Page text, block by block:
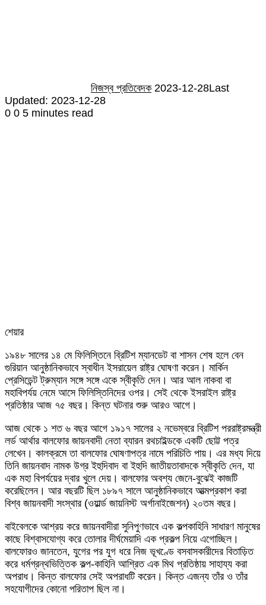
নিজস্ব প্রতিবেদক 2023-12-28Last
Updated: 2023-12-28
0 0 5 minutes read
শেয়ার
via
Email
১৯৪৮ সালের ১৪ মে ফিলিস্তিনে ব্রিটিশ ম্যানডেট বা শাসন শেষ হলে বেন
গুরিয়ান আনুষ্ঠানিকভাবে স্বাধীন ইসরায়েল রাষ্ট্র ঘোষণা করেন। মার্কিন
প্রেসিডেন্ট ট্রুম্যান সঙ্গে সঙ্গে একে স্বীকৃতি দেন। আর আল নাকবা বা
মহাবিপর্যয় নেমে আসে ফিলিস্তিনিদের ওপর। সেই থেকে ইসরাইল রাষ্ট্র
প্রতিষ্ঠার আজ ৭৫ বছর। কিন্ত ঘটনার শুরু আরও আগে।
আজ থেকে ১ শত ৬ বছর আগে ১৯১৭ সালের ২ নভেম্বরে ব্রিটিশ পররাষ্ট্রমন্ত্রী
লর্ড আর্থার বালফোর জায়নবাদী নেতা ব্যারন রথচাইল্ডকে একটি ছোট্ট পত্র
লেখেন। কালক্রমে তা বালফোর ঘোষণাপত্র নামে পরিচিতি পায়। এর মধ্য দিয়ে
তিনি জায়নবাদ নামক উগ্র ইহুদিবাদ বা ইহুদি জাতীয়তাবাদকে স্বীকৃতি দেন, যা
এক মহা বিপর্যয়ের দ্বার খুলে দেয়। বালফোর অবশ্য জেনে-বুঝেই কাজটি
করেছিলেন। আর বছরটি ছিল ১৮৯৭ সালে আনুষ্ঠানিকভাবে আত্মপ্রকাশ করা
বিশ্ব জায়নবাদী সংস্থার (ওয়ার্ল্ড জায়নিস্ট অর্গানাইজেশন) ২০তম বছর।
বাইবেলকে আশ্রয় করে জায়নবাদীরা সুনিপুণভাবে এক কল্পকাহিনি সাধারণ মানুষের
কাছে বিশ্বাসযোগ্য করে তোলার দীর্ঘমেয়াদি এক প্রকল্প নিয়ে এগোচ্ছিল।
বালফোরও জানতেন, যুগের পর যুগ ধরে নিজ ভূখণ্ডে বসবাসকারীদের বিতাড়িত
করে ধর্মগ্রন্থভিত্তিক কল্প-কাহিনি আশ্রিত এক মিথ প্রতিষ্ঠায় সাহায্য করা
অপরাধ। কিন্ত বালফোর সেই অপরাধটি করেন। কিন্ত এজন্য তাঁর ও তাঁর
সহযোগীদের কোনো পরিতাপ ছিল না।